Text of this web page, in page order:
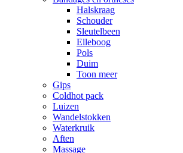
Halskraag
Schouder
Sleutelbeen
Elleboog
Pols
Duim
Toon meer
Gips
Coldhot pack
Luizen
Wandelstokken
Waterkruik
Aften
Massage